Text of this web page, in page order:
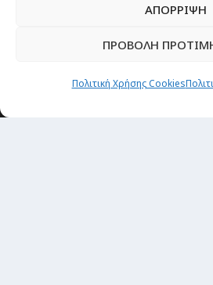
ΑΠΟΡΡΙΨΗ
ΠΡΟΒΟΛΗ
Πολιτική Χρήσης Cookies